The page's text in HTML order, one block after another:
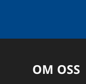
OM OSS